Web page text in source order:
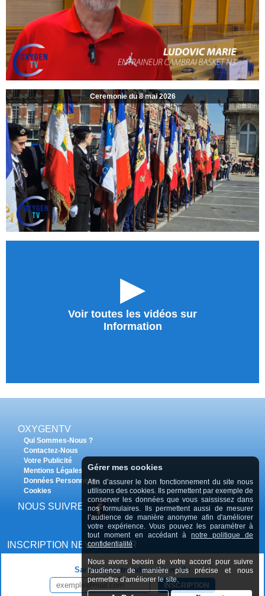
Ceremonie du 8 mai 2026
►
Voir toutes les vidéos sur
Information
OXYGENTV
Qui Sommes-Nous ?
Contactez-Nous
Votre Publicité
Mentions Légales
Données Personnelles
Cookies
NOUS SUIVRE
INSCRIPTION NEWSLETTER
Saisissez votre adresse e-mail :
INSCRIPTION
Gérer mes cookies
Afin d’assurer le bon fonctionnement du site nous
utilisons des cookies. Ils permettent par exemple de
conserver les données que vous saississez dans
nos formulaires. Ils permettent aussi de mesurer
l’audience de manière anonyme afin d'améliorer
votre expérience. Vous pouvez les paramétrer à
tout moment en accédant à notre politique de
confidentialité
Nous avons beosin de votre accord pour suivre
l'audience de manière plus précise et nous
permettre d'améliorer le site.